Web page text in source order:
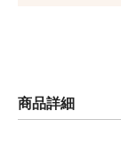
商品詳細